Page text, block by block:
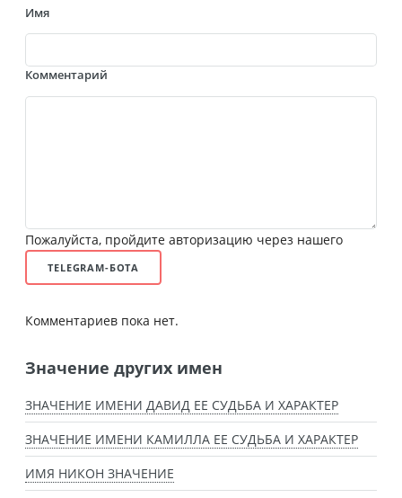
Имя
Комментарий
Пожалуйста, пройдите авторизацию через нашего
TELEGRAM-БОТА
Комментариев пока нет.
Значение других имен
ЗНАЧЕНИЕ ИМЕНИ ДАВИД ЕЕ СУДЬБА И ХАРАКТЕР
ЗНАЧЕНИЕ ИМЕНИ КАМИЛЛА ЕЕ СУДЬБА И ХАРАКТЕР
ИМЯ НИКОН ЗНАЧЕНИЕ